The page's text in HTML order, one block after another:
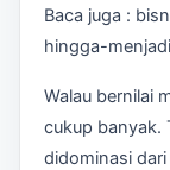
Baca juga :
hingga-
Walau bernilai
cukup banyak.
didominasi